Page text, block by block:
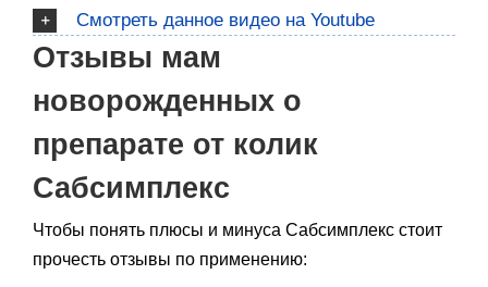
Смотреть данное видео на Youtube
Отзывы мам
новорожденных о
препарате от колик
Сабсимплекс
Чтобы понять плюсы и минуса Сабсимплекс стоит
прочесть отзывы по применению: